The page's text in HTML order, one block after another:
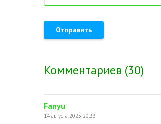
Отправить
Комментариев (30)
Fanyu
14 августа 2025 20:33